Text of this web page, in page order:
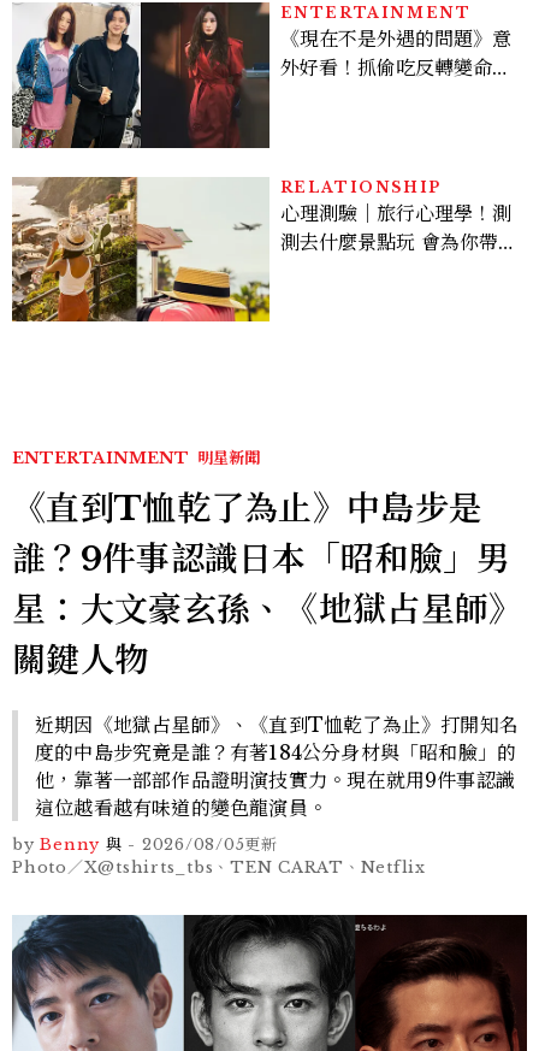
ENTERTAINMENT
《現在不是外遇的問題》意
外好看！抓偷吃反轉變命
看點懶人包
RELATIONSHIP
心理測驗｜旅行心理學！測
測去什麼景點玩 會為你帶來
ENTERTAINMENT 明星新聞
《直到T恤乾了為止》中島步是
誰？9件事認識日本「昭和臉」男
星：大文豪玄孫、《地獄占星師》
關鍵人物
近期因《地獄占星師》、《直到T恤乾了為止》打開知名
度的中島步究竟是誰？有著184公分身材與「昭和臉」的
他，靠著一部部作品證明演技實力。現在就用9件事認識
這位越看越有味道的變色龍演員。
by Benny 與 - 2026/08/05更新
Photo／X@tshirts_tbs、TEN CARAT、Netflix